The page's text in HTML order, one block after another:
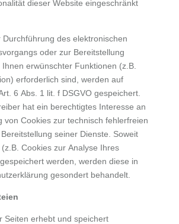
dieser Website eingeschränkt
Durchführung des elektronischen
oder zur Bereitstellung
erwünschter Funktionen (z.B.
erforderlich sind, werden auf
6 Abs. 1 lit. f DSGVO gespeichert.
hat ein berechtigtes Interesse an
von Cookies zur technisch fehlerfreien
seiner Dienste. Soweit
Cookies zur Analyse Ihres
werden, werden diese in
gesondert behandelt.
Seiten erhebt und speichert